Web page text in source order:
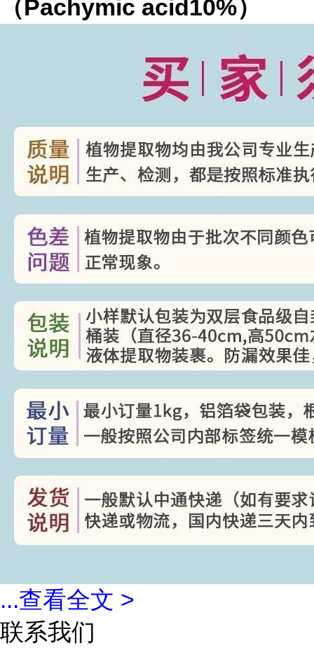
（ Pachymic acid10%）
...查看全文 >
联系我们